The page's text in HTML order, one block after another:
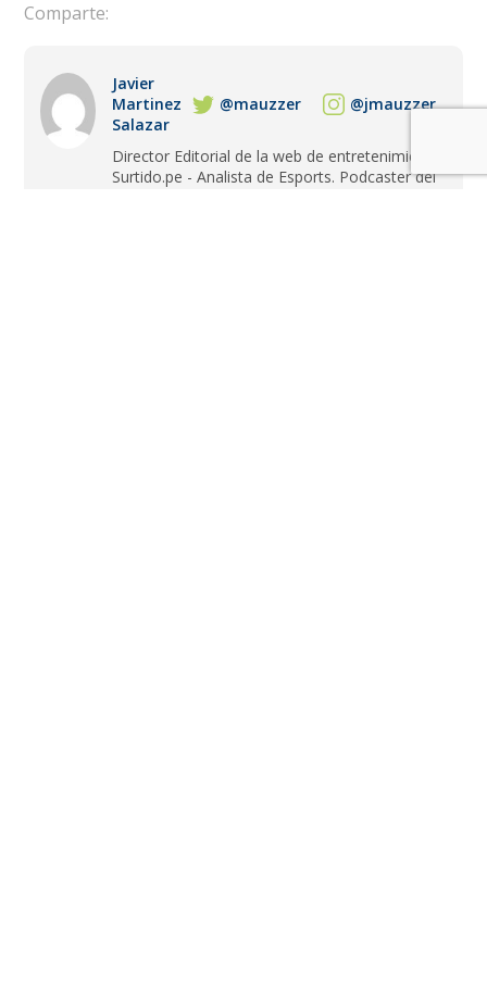
Comparte:
Javier
Martinez
Salazar
@mauzzer @jmauzzer
Director Editorial de la web de entretenimiento
Surtido.pe - Analista de Esports. Podcaster del